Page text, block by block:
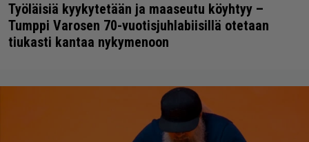
Työläisiä kyykytetään ja maaseutu köyhtyy –
Tumppi Varosen 70-vuotisjuhlabiisillä otetaan
tiukasti kantaa nykymenoon